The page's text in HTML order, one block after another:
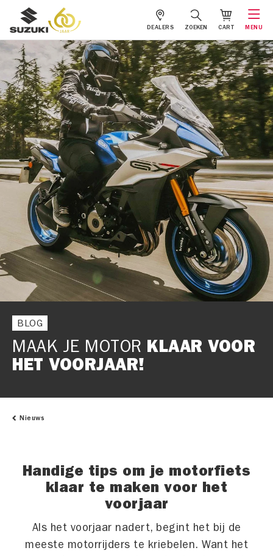
DEALERS ZOEKEN CART MENU
BLOG
MAAK JE MOTOR KLAAR VOOR
HET VOORJAAR!
Nieuws
Handige tips om je motorfiets
klaar te maken voor het
voorjaar
Als het voorjaar nadert, begint het bij de
meeste motorrijders te kriebelen. Want het